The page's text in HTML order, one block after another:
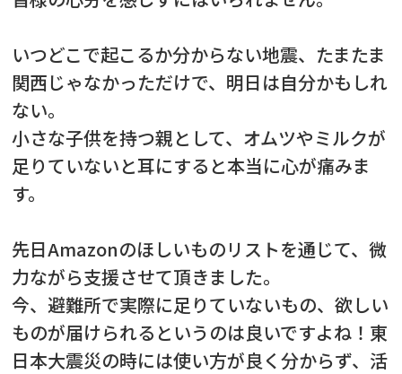
いつどこで起こるか分からない地震、たまたま
関西じゃなかっただけで、明日は自分かもしれ
ない。
小さな子供を持つ親として、オムツやミルクが
足りていないと耳にすると本当に心が痛みま
す。
先日Amazonのほしいものリストを通じて、微
力ながら支援させて頂きました。
今、避難所で実際に足りていないもの、欲しい
ものが届けられるというのは良いですよね！東
日本大震災の時には使い方が良く分からず、活